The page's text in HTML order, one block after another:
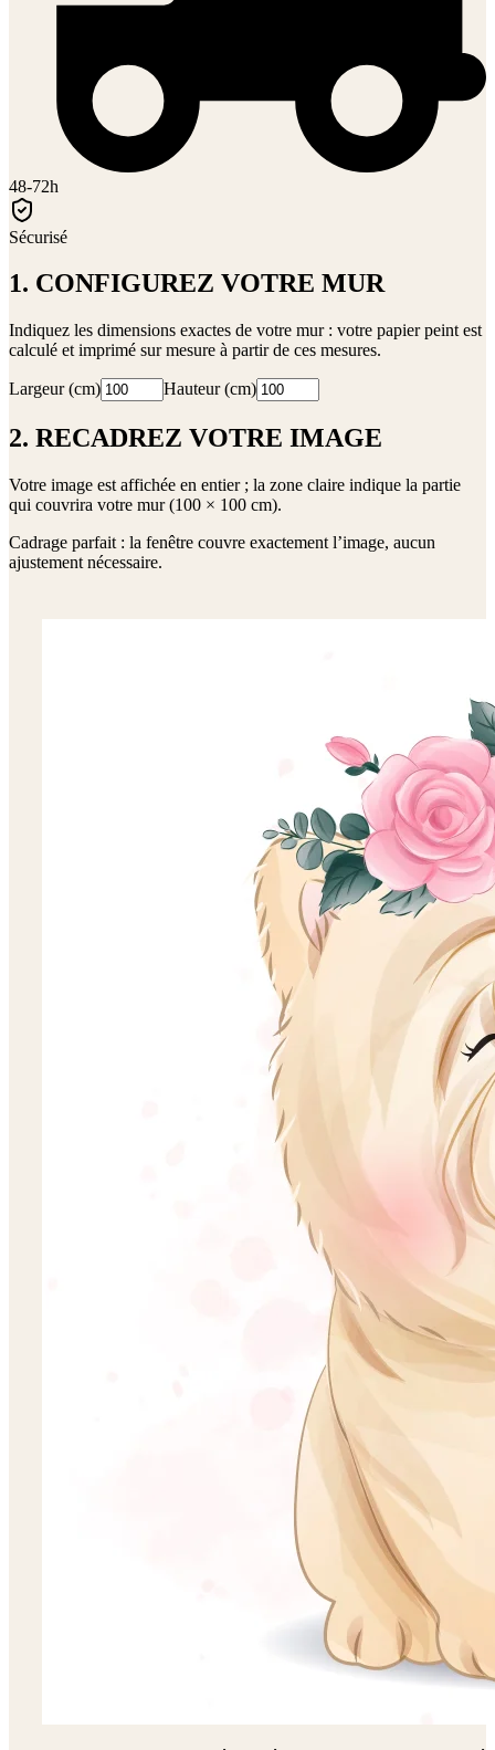
48-72h
Sécurisé
1. CONFIGUREZ VOTRE MUR
Indiquez les dimensions exactes de votre mur : votre papier peint est
calculé et imprimé sur mesure à partir de ces mesures.
Largeur (cm) Hauteur (cm)
2. RECADREZ VOTRE IMAGE
Votre image est affichée en entier ; la zone claire indique la partie
qui couvrira votre mur (100 × 100 cm).
Cadrage parfait : la fenêtre couvre exactement l’image, aucun
ajustement nécessaire.